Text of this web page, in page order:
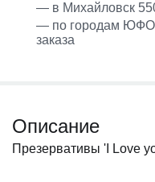
— в Михайловск
— по городам ЮФО
заказа
Описание
Презервативы 'I Love